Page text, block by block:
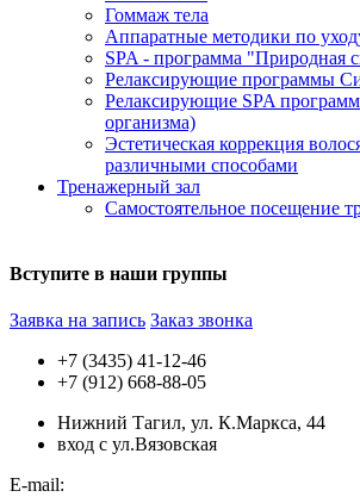
Гоммаж тела
Аппаратные методики по
SPA - программа "Природная
Релаксирующие программы
Релаксирующие SPA
организма)
Эстетическая коррекция
различными способами
Тренажерный зал
Самостоятельное посещение
Вступите в наши группы
Заявка на запись Заказ звонка
+7 (3435) 41-12-46
+7 (912) 668-88-05
Нижний Тагил, ул. К.Маркса, 44
вход с ул.Вязовская
E-mail: